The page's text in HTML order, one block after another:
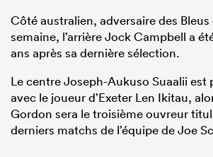
Côté australien, adversaire des Bleus
semaine, l’arrière Jock Campbell a
ans après sa dernière sélection.
Le centre Joseph-Aukuso Suaalii est
avec le joueur d’Exeter Len Ikitau,
Gordon sera le troisième ouvreur
derniers matchs de l’équipe de Joe